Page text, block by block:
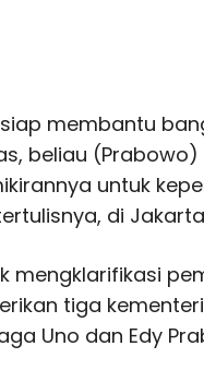
membantu
beliau
untuk
di
mengklarifikasi
tiga
Uno dan Edy